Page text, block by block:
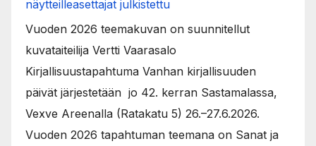
näytteilleasettajat julkistettu
Vuoden 2026 teemakuvan on suunnitellut
kuvataiteilija Vertti Vaarasalo
Kirjallisuustapahtuma Vanhan kirjallisuuden
päivät järjestetään jo 42. kerran Sastamalassa,
Vexve Areenalla (Ratakatu 5) 26.–27.6.2026.
Vuoden 2026 tapahtuman teemana on Sanat ja